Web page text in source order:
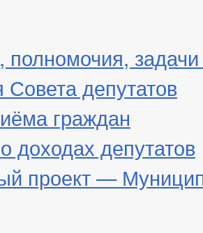
полномочия,
депутатов
граждан
доходах депутатов
проект —